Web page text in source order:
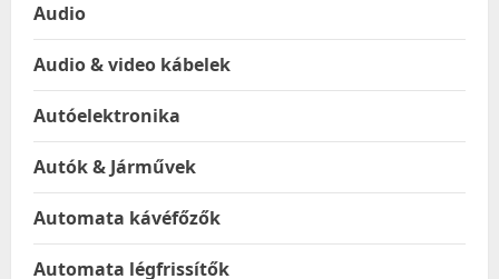
Audio
Audio & video kábelek
Autóelektronika
Autók & Járművek
Automata kávéfőzők
Automata légfrissítők